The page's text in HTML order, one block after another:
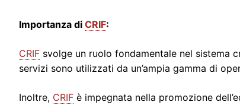
Importanza di CRIF:
CRIF svolge un ruolo fondamentale nel sistema
servizi sono utilizzati da un’ampia gamma di
Inoltre, CRIF è impegnata nella promozione